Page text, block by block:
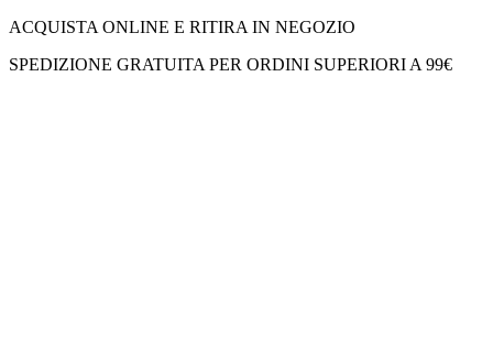
ACQUISTA ONLINE E RITIRA IN NEGOZIO
SPEDIZIONE GRATUITA PER ORDINI SUPERIORI A 99€